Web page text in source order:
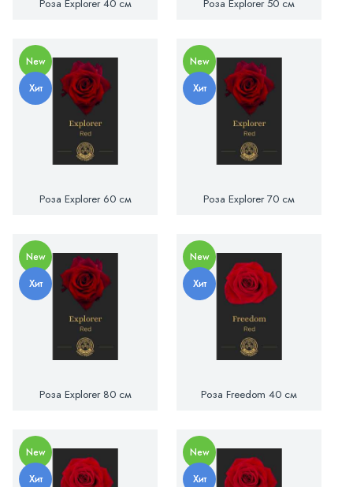
Роза Explorer 40 см Роза Explorer 50 см
New
Хит
Роза Explorer 60 см
New
Хит
Роза Explorer 70 см
New
Хит
Роза Explorer 80 см
New
Хит
Роза Freedom 40 см
New
Хит
New
Хит